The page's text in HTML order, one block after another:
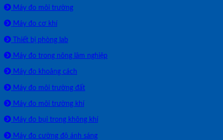
Máy đo môi trường
Máy đo cơ khí
Thiết bị phòng lab
Máy đo trong nông lâm nghiệp
Máy đo khoảng cách
Máy đo môi trường đất
Máy đo môi trường khí
Máy đo bụi trong không khí
Máy đo cường độ ánh sáng